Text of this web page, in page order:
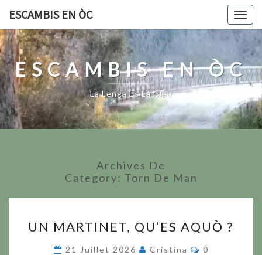
content
ESCAMBIS EN ÒC
ESCAMBIS EN ÒC
La Lenga Es La Clau
Archives De
Category: Torn De Man
MARTINET,
QU’ES
UN MARTINET, QU’ES AQUÒ ?
21 Juillet 2026 Cristina
0